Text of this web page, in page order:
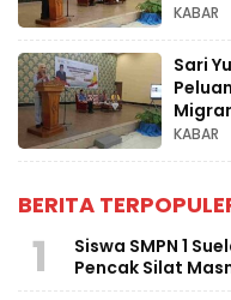
KABAR
Sari
KABAR
BERITA
1
Siswa SMPN 1
Pencak Silat